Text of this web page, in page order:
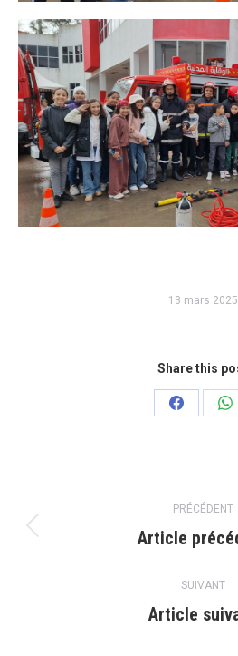
13 mars 2025
Share this
Partager
article
PRÉCÉDENT
:
Article
SUIVANT
Article